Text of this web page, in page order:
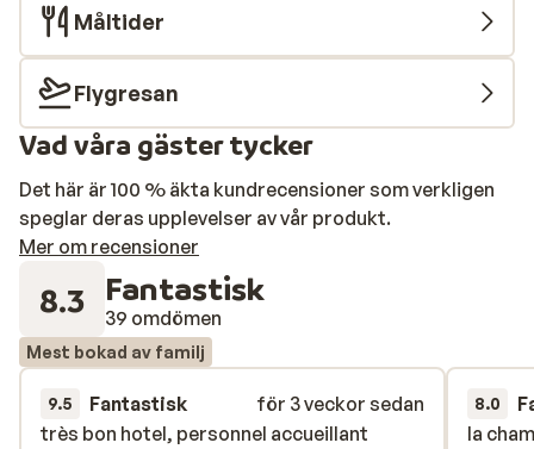
waar zij zich kunnen uitleven. Dorst gekregen van al het
gespetter? De poolbar serveert 24 uur per dag
verfrissende drankjes. Voor een heerlijk zen-momentje
is een bezoek aan de spa aan te raden. De kamers zijn
licht en ruim ingericht, perfect voor een goede
nachtrust. Sluit je dag af met een smakelijk diner en laat
je verrassen door de spectaculaire shows van het
animatieteam.
Måltider
Flygresan
Vad våra gäster tycker
Det här är 100 % äkta kundrecensioner som verkligen
speglar deras upplevelser av vår produkt.
Mer om recensioner
8.3 Fantastisk
39 omdömen
Mest bokad av familj
9.5 Fantastisk
för 3 veckor sedan
très bon hotel, personnel accueillant
très bon hotel, personnel accueillant
8.0
la
la